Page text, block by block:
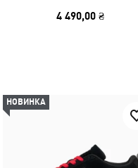
4 490,00 ₴
НОВИНКА